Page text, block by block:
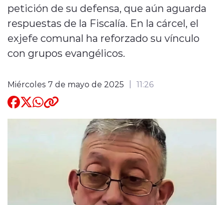
modo claro
petición de su defensa, que aún aguarda
respuestas de la Fiscalía. En la cárcel, el
exjefe comunal ha reforzado su vínculo
con grupos evangélicos.
Miércoles 7 de mayo de 2025 11:26